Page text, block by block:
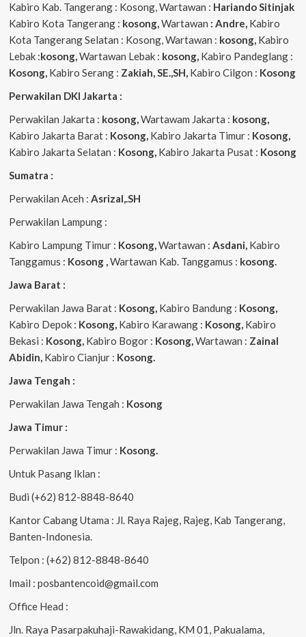
Kabiro Kab. Tangerang : Kosong, Wartawan : Hariando Sitinjak
Kabiro Kota Tangerang : kosong, Wartawan : Andre, Kabiro
Kota Tangerang Selatan : Kosong, Wartawan : kosong, Kabiro
Lebak :kosong, Wartawan Lebak : kosong, Kabiro Pandeglang :
Kosong, Kabiro Serang : Zakiah, SE.,SH, Kabiro Cilgon : Kosong
Perwakilan DKI Jakarta :
Perwakilan Jakarta : kosong, Wartawam Jakarta : kosong,
Kabiro Jakarta Barat : Kosong, Kabiro Jakarta Timur : Kosong,
Kabiro Jakarta Selatan : Kosong, Kabiro Jakarta Pusat : Kosong
Sumatra :
Perwakilan Aceh : Asrizal,.SH
Perwakilan Lampung :
Kabiro Lampung Timur : Kosong, Wartawan : Asdani, Kabiro
Tanggamus : Kosong , Wartawan Kab. Tanggamus : kosong.
Jawa Barat :
Perwakilan Jawa Barat : Kosong, Kabiro Bandung : Kosong,
Kabiro Depok : Kosong, Kabiro Karawang : Kosong, Kabiro
Bekasi : Kosong, Kabiro Bogor : Kosong, Wartawan : Zainal
Abidin, Kabiro Cianjur : Kosong.
Jawa Tengah :
Perwakilan Jawa Tengah : Kosong
Jawa Timur :
Perwakilan Jawa Timur : Kosong.
Untuk Pasang Iklan :
Budi (+62) 812-8848-8640
Kantor Cabang Utama : Jl. Raya Rajeg, Rajeg, Kab Tangerang,
Banten-Indonesia.
Telpon : (+62) 812-8848-8640
Imail : posbantencoid@gmail.com
Office Head :
Jln. Raya Pasarpakuhaji-Rawakidang, KM 01, Pakualama,